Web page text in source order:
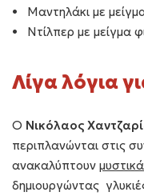
Μαντηλάκι με
Ντίλπερ με μείγμα
Λίγα λόγια
Ο Νικόλαος
περιπλανώνται στις
ανακαλύπτουν
δημιουργώντας